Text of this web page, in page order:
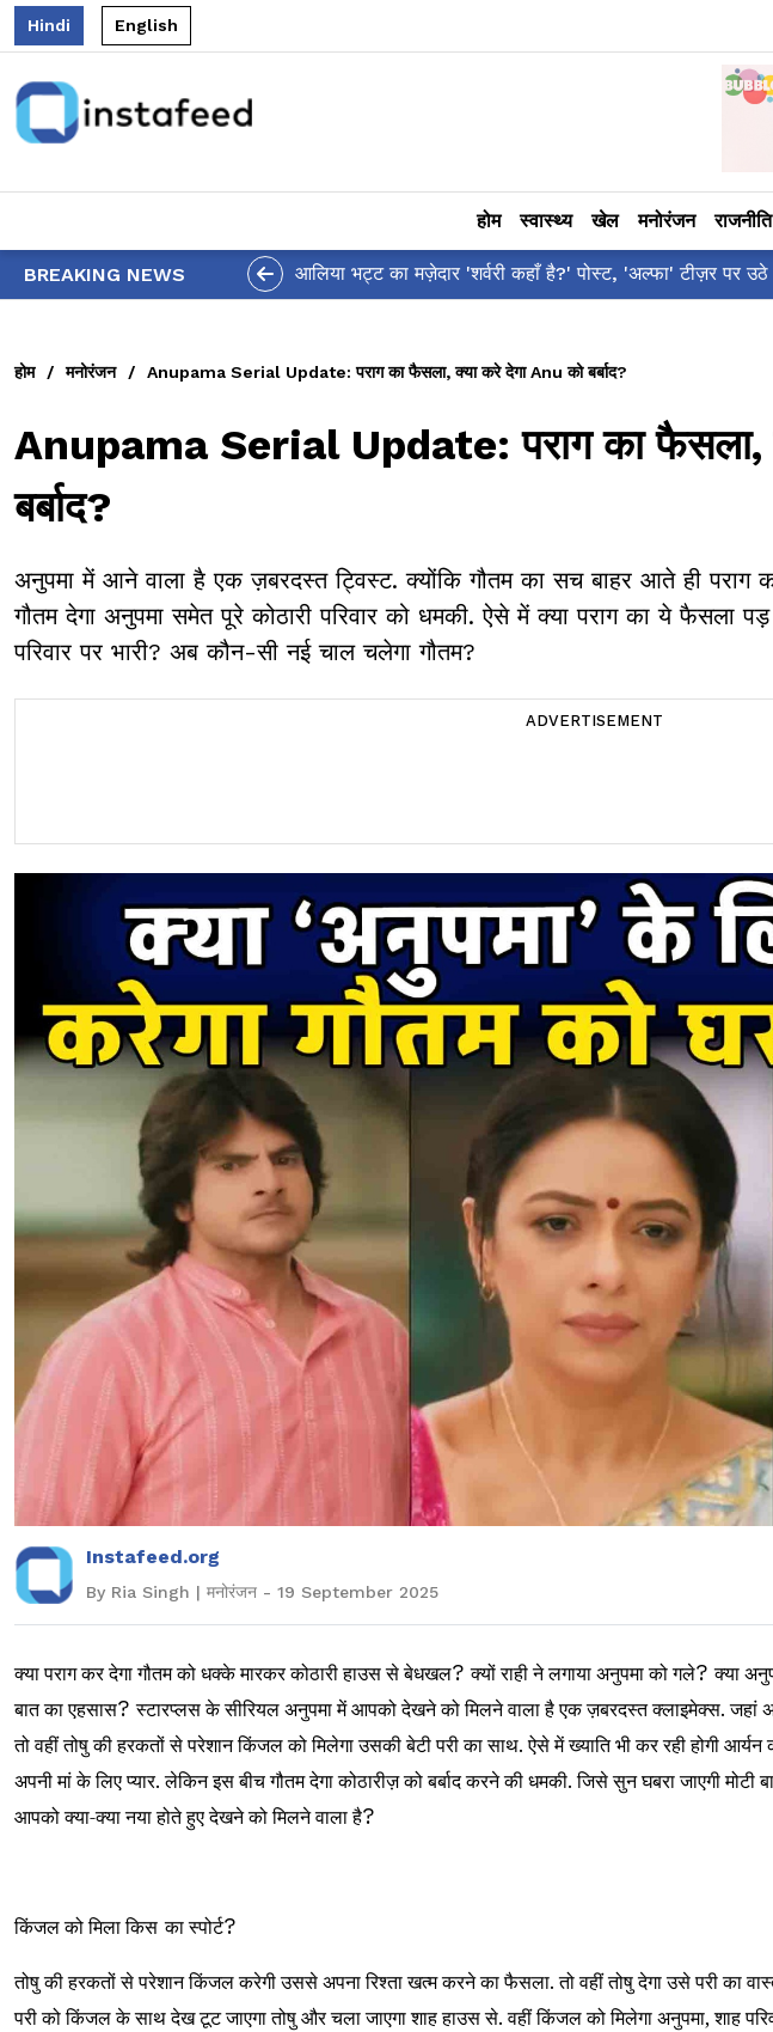
Hindi English
होम स्वास्थ्य खेल मनोरंजन राजनीति
BREAKING NEWS आलिया भट्ट का मज़ेदार 'शर्वरी कहाँ है?' पोस्ट, 'अल्फा' टीज़र पर उठे
होम / मनोरंजन / Anupama Serial Update: पराग का फैसला, क्या करे देगा Anu को बर्बाद?
Anupama Serial Update: पराग का फैसला,
बर्बाद?
अनुपमा में आने वाला है एक ज़बरदस्त ट्विस्ट. क्योंकि गौतम का सच बाहर आते ही
गौतम देगा अनुपमा समेत पूरे कोठारी परिवार को धमकी. ऐसे में क्या पराग का ये फैसला
परिवार पर भारी? अब कौन-सी नई चाल चलेगा गौतम?
ADVERTISEMENT
Instafeed.org
By Ria Singh | मनोरंजन - 19 September 2025
क्या पराग कर देगा गौतम को धक्के मारकर कोठारी हाउस से बेधखल?क्यों राही ने लगाया अनुपमा को गले?क्या
बात का एहसास?स्टारप्लस के सीरियल अनुपमा में आपको देखने को मिलने वाला है एक ज़बरदस्त क्लाइमेक्स. जहां
तो वहीं तोषु की हरकतों से परेशान किंजल को मिलेगा उसकी बेटी परी का साथ. ऐसे में ख्याति भी कर रही होगी
अपनी मां के लिए प्यार. लेकिन इस बीच गौतम देगा कोठारीज़ को बर्बाद करने की धमकी. जिसे सुन घबरा जाएगी
आपको क्या-क्या नया होते हुए देखने को मिलने वाला है?
किंजल को मिला किस का स्पोर्ट?
तोषु की हरकतों से परेशान किंजल करेगी उससे अपना रिश्ता खत्म करने का फैसला. तो वहीं तोषु देगा उसे परी का
परी को किंजल के साथ देख टूट जाएगा तोषु और चला जाएगा शाह हाउस से. वहीं किंजल को मिलेगा अनुपमा, शाह